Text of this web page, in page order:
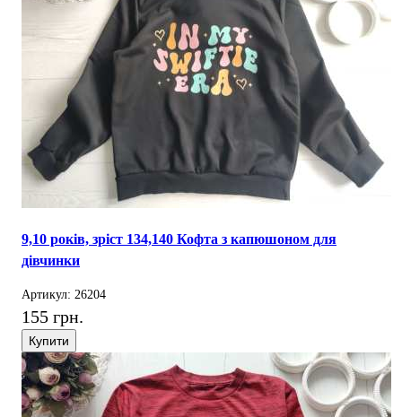
9,10 років, зріст 134,140 Кофта з капюшоном для
дівчинки
Артикул: 26204
155 грн.
Купити